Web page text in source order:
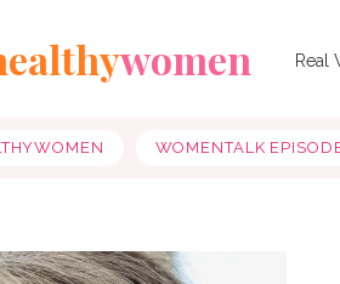
women Real
WOMENTALK